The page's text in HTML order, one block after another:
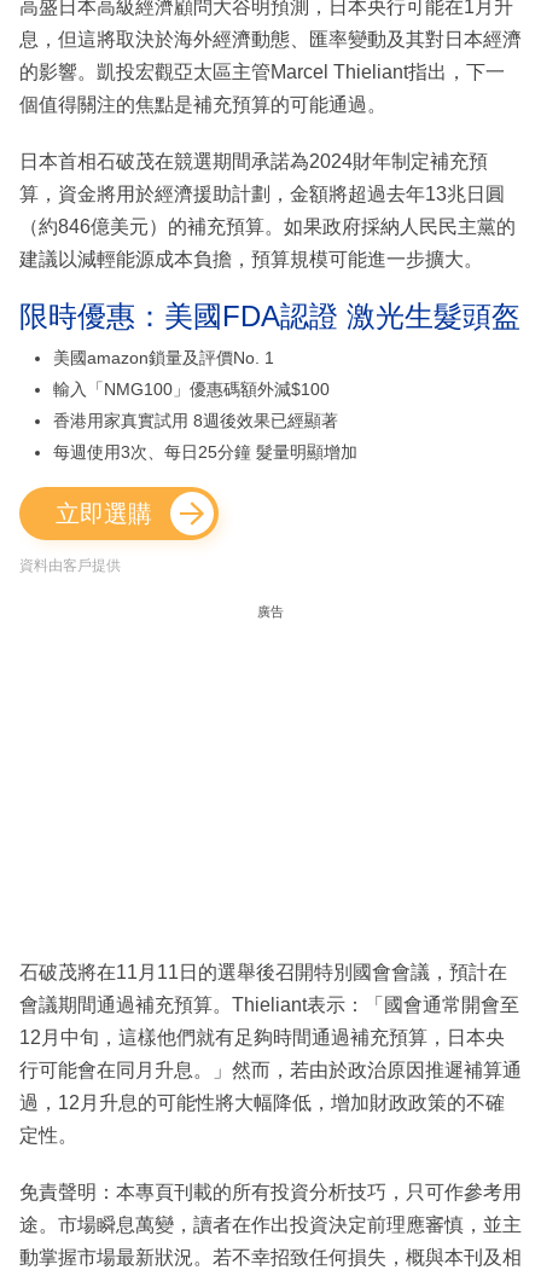
高盛日本高級經濟顧問大谷明預測，日本央行可能在1月升
息，但這將取決於海外經濟動態、匯率變動及其對日本經濟
的影響。凱投宏觀亞太區主管Marcel Thieliant指出，下一
個值得關注的焦點是補充預算的可能通過。
日本首相石破茂在競選期間承諾為2024財年制定補充預
算，資金將用於經濟援助計劃，金額將超過去年13兆日圓
（約846億美元）的補充預算。如果政府採納人民民主黨的
建議以減輕能源成本負擔，預算規模可能進一步擴大。
限時優惠：美國FDA認證 激光生髮頭盔
美國amazon鎖量及評價No. 1
輸入「NMG100」優惠碼額外減$100
香港用家真實試用 8週後效果已經顯著
每週使用3次、每日25分鐘 髮量明顯增加
立即選購
資料由客戶提供
廣告
石破茂將在11月11日的選舉後召開特別國會會議，預計在
會議期間通過補充預算。Thieliant表示：「國會通常開會至
12月中旬，這樣他們就有足夠時間通過補充預算，日本央
行可能會在同月升息。」然而，若由於政治原因推遲補算通
過，12月升息的可能性將大幅降低，增加財政政策的不確
定性。
免責聲明：本專頁刊載的所有投資分析技巧，只可作參考用
途。市場瞬息萬變，讀者在作出投資決定前理應審慎，並主
動掌握市場最新狀況。若不幸招致任何損失，概與本刊及相